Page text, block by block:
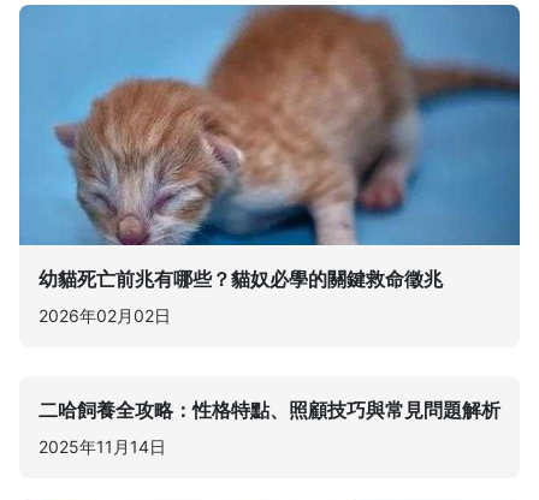
幼貓死亡前兆有哪些？貓奴必學的關鍵救命徵兆
2026年02月02日
二哈飼養全攻略：性格特點、照顧技巧與常見問題解析
2025年11月14日